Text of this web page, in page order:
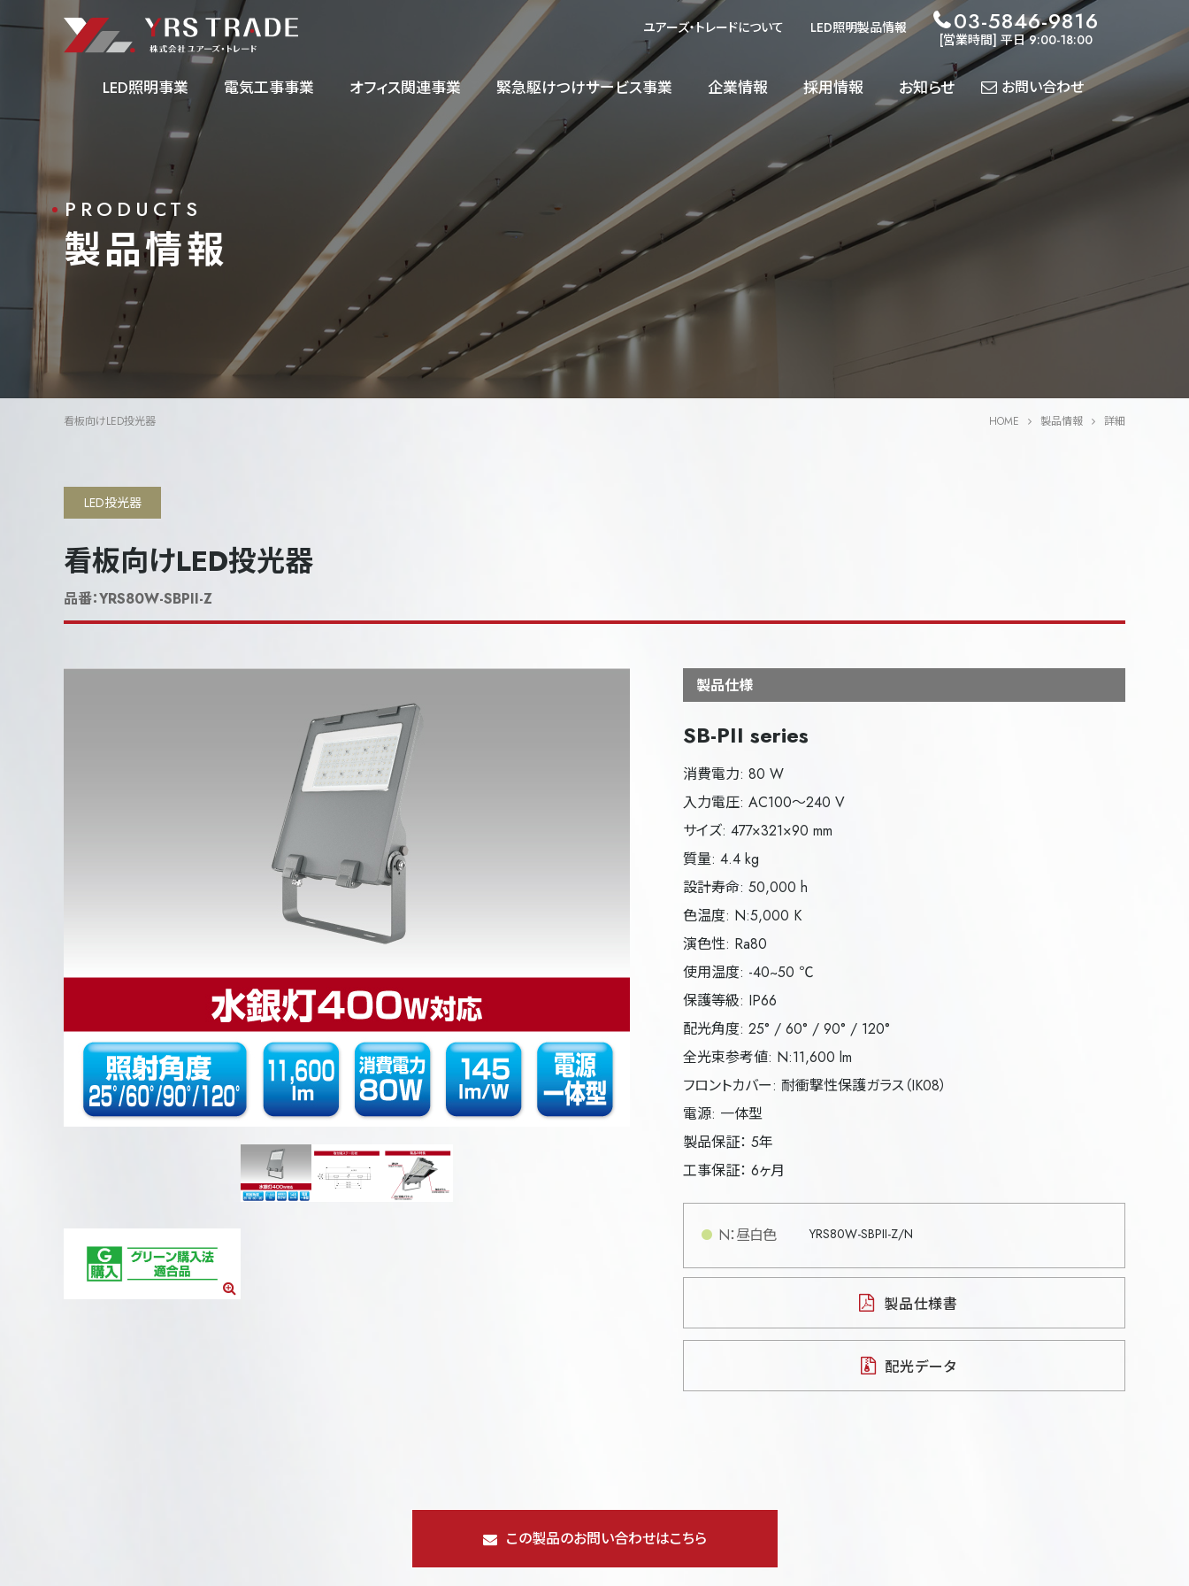
ユアーズ・トレードについて LED照明製品情報 03-5846-9816
[営業時間] 平日 9:00-18:00
LED照明事業
事業内容 製品情報 導入実績
各種
ダウンロード
電気工事事業 オフィス関連事業 緊急駆けつけサービス事業 企業情報 採用情報 お知らせ お問い合わせ
看板向けLED投光器
PRODUCTS
製品情報
HOME 製品情報 詳細
LED投光器
看板向けLED投光器
品番：YRS80W-SBPII-Z
製品仕様
SB-PII series
消費電力: 80 W
入力電圧: AC100～240 V
サイズ: 477×321×90 mm
質量: 4.4 kg
設計寿命: 50,000 h
色温度: N:5,000 K
演色性: Ra80
使用温度: -40~50 ℃
保護等級: IP66
配光角度: 25° / 60° / 90° / 120°
全光束参考値: N:11,600 lm
フロントカバー: 耐衝撃性保護ガラス（IK08）
電源: 一体型
製品保証： 5年
工事保証： 6ヶ月
N：昼白色 YRS80W-SBPII-Z/N
製品仕様書
配光データ
この製品のお問い合わせはこちら